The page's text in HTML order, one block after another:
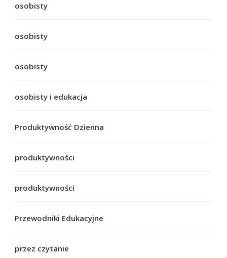
osobisty
osobisty
osobisty
osobisty i edukacja
Produktywność Dzienna
produktywności
produktywności
Przewodniki Edukacyjne
przez czytanie